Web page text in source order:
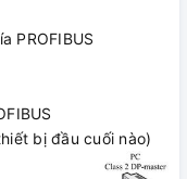
PROFIBUS
bị đầu cuối nào)